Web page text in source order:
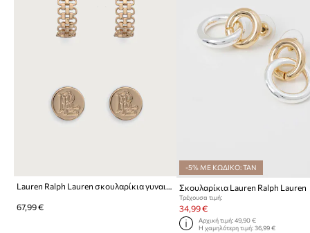
Lauren Ralph Lauren σκουλαρίκια γυναικεία μεταλλικά 2-pack
67,99 €
-5% ΜΕ ΚΩΔΙΚΟ: TAN
Σκουλαρίκια Lauren Ralph Lauren
Τρέχουσα τιμή:
34,99 €
Αρχική τιμή: 49,90 €
Η χαμηλότερη τιμή: 36,99 €